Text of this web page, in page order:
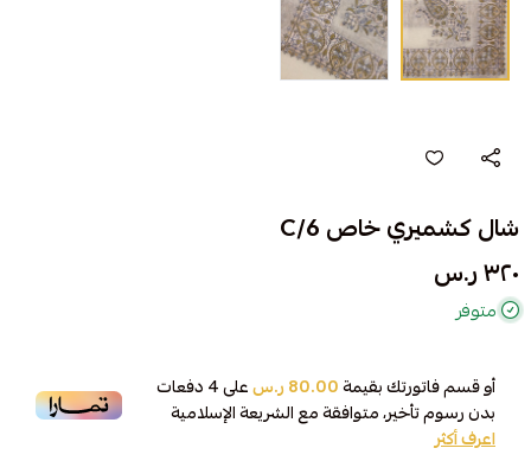
شال كشميري خاص C/6
٣٢٠ ر.س
متوفر
أو قسم فاتورتك بقيمة80.00 ر.س على4دفعات
بدون رسوم تأخير، متوافقة مع الشريعة الإسلامية
اعرف أكثر